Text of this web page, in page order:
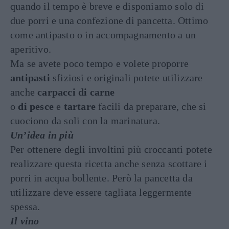
quando il tempo è breve e disponiamo solo di
due porri e una confezione di pancetta. Ottimo
come antipasto o in accompagnamento a un
aperitivo.
Ma se avete poco tempo e volete proporre
antipasti sfiziosi e originali potete utilizzare
anche carpacci di carne
o di pesce e tartare facili da preparare, che si
cuociono da soli con la marinatura.
Un’idea in più
Per ottenere degli involtini più croccanti potete
realizzare questa ricetta anche senza scottare i
porri in acqua bollente. Però la pancetta da
utilizzare deve essere tagliata leggermente
spessa.
Il vino